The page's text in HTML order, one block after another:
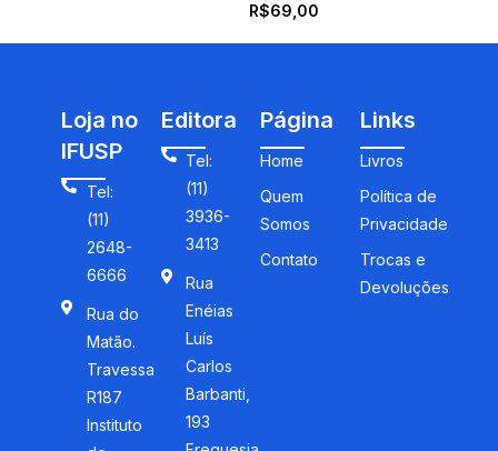
R$69,00
Loja no
IFUSP
Tel:
(11)
2648-
6666
Rua do
Matão.
Travessa
R187
Instituto
Editora
Tel:
(11)
3936-
3413
Rua
Enéias
Luís
Carlos
Barbanti,
193
Página
Home
Quem
Somos
Contato
Links
Livros
Política de
Privacidade
Trocas e
Devoluções